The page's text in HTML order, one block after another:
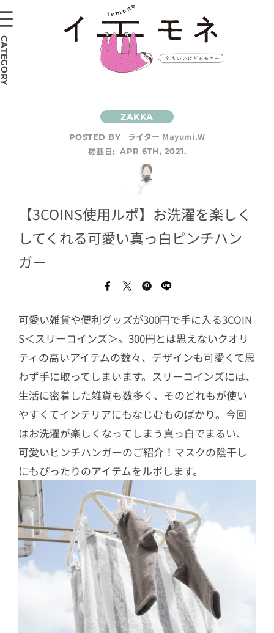
POSTED BY
ライター Mayumi.W
掲載日: APR 6TH, 2021.
【3COINS使用ルポ】お洗濯を楽しく
してくれる可愛い真っ白ピンチハン
ガー
可愛い雑貨や便利グッズが300円で手に入る3COIN
S＜スリーコインズ＞。300円とは思えないクオリ
ティの高いアイテムの数々、デザインも可愛くて思
わず手に取ってしまいます。スリーコインズには、
生活に密着した雑貨も数多く、そのどれもが使い
やすくてインテリアにもなじむものばかり。今回
はお洗濯が楽しくなってしまう真っ白でまるい、
可愛いピンチハンガーのご紹介！マスクの陰干し
にもぴったりのアイテムをルポします。